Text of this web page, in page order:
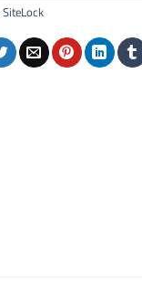
SiteLock